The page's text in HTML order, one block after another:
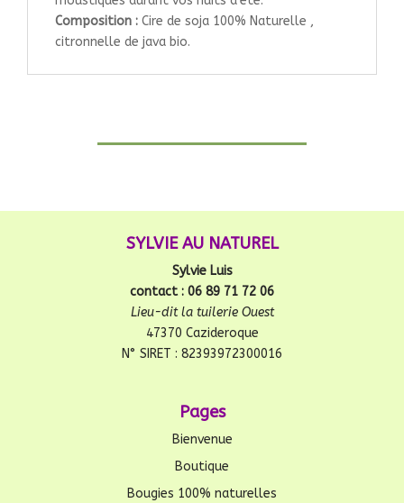
Composition : Cire de soja 100% Naturelle ,
citronnelle de java bio.
SYLVIE AU NATUREL
Sylvie Luis
contact : 06 89 71 72 06
Lieu-dit la tuilerie Ouest
47370 Cazideroque
N° SIRET : 82393972300016
Pages
Bienvenue
Boutique
Bougies 100% naturelles